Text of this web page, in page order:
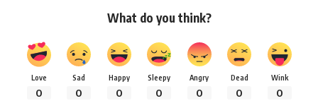
What do you think?
Love
0
Sad
0
Happy
0
Sleepy
0
Angry
0
Dead
0
Wink
0